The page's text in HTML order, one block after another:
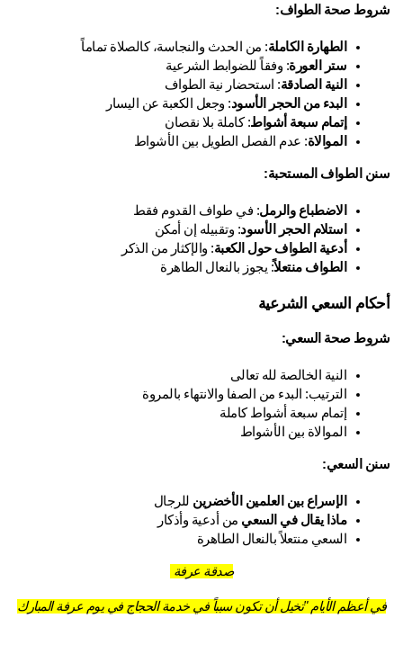
صحة الطواف:
الطهارة الكاملة: من الحدث والنجاسة، كالصلاة تماماً
ستر العورة: وفقاً للضوابط الشرعية
النية الصادقة: استحضار نية الطواف
البدء من الحجر الأسود: وجعل الكعبة عن اليسار
إتمام سبعة أشواط: كاملة بلا نقصان
الموالاة: عدم الفصل الطويل بين الأشواط
الطواف المستحبة:
الاضطباع والرمل: في طواف القدوم فقط
استلام الحجر الأسود: وتقبيله إن أمكن
أدعية الطواف حول الكعبة: والإكثار من الذكر
الطواف منتعلاً: يجوز بالنعال الطاهرة
السعي الشرعية
صحة السعي:
النية الخالصة لله تعالى
الترتيب: البدء من الصفا والانتهاء بالمروة
إتمام سبعة أشواط كاملة
الموالاة بين الأشواط
السعي:
الإسراع بين العلمين الأخضرين للرجال
ماذا يقال في السعي من أدعية وأذكار
السعي منتعلاً بالنعال الطاهرة
صدقة عرفة
أعظم الأيام "تخيل أن تكون سبباً في خدمة الحجاج في يوم عرفة المبارك